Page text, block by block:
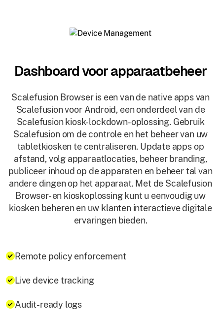
Dashboard voor apparaatbeheer
Scalefusion Browser is een van de native apps van
Scalefusion voor Android, een onderdeel van de
Scalefusion kiosk-lockdown-oplossing. Gebruik
Scalefusion om de controle en het beheer van uw
tabletkiosken te centraliseren. Update apps op
afstand, volg apparaatlocaties, beheer branding,
publiceer inhoud op de apparaten en beheer tal van
andere dingen op het apparaat. Met de Scalefusion
Browser- en kioskoplossing kunt u eenvoudig uw
kiosken beheren en uw klanten interactieve digitale
ervaringen bieden.
Remote policy enforcement
Live device tracking
Audit-ready logs